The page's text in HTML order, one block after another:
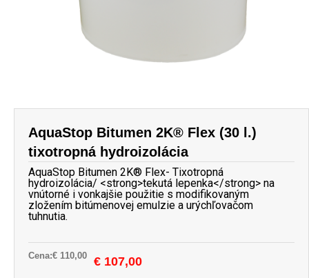
AquaStop Bitumen 2K® Flex (30 l.)
tixotropná hydroizolácia
AquaStop Bitumen 2K® Flex- Tixotropná
hydroizolácia/ <strong>tekutá lepenka</strong> na
vnútorné i vonkajšie použitie s modifikovaným
zložením bitúmenovej emulzie a urýchľovačom
tuhnutia.
Original
€ 107,00Current
Cena:€ 110,00